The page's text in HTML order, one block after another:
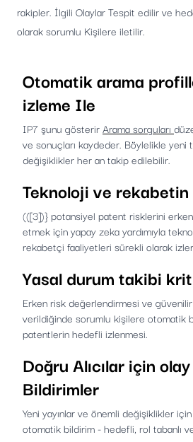
rakipler. İlgili Olaylar Tespit edilir ve
olarak sorumlu Kişilere iletilir.
Otomatik arama
izleme Ile
IP7 şunu gösterirArama sorguları
ve sonuçları kaydeder. Böylelikle yeni
değişiklikler her an takip edilebilir.
Teknoloji ve
(([3])} potansiyel patent risklerini
etmek için yapay zeka yardımıyla
rekabetçi faaliyetleri sürekli olarak
Yasal durum takibi
Erken risk değerlendirmesi ve
verildiğinde sorumlu kişilere otomatik
patentlerin hedefli izlenmesi.
Doğru Alıcılar için
Bildirimler
Yeni yayınlar ve önemli değişiklikler
otomatik bildirim - hedefli, rol tabanlı